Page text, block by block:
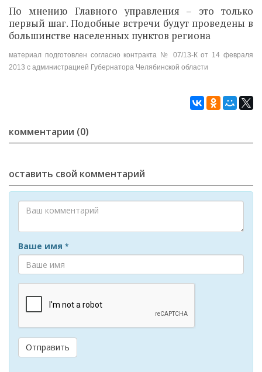
По мнению Главного управления – это только
первый шаг. Подобные встречи будут проведены в
большинстве населенных пунктов региона
материал подготовлен согласно контракта № 07/13-К от 14 февраля
2013 с администрацией Губернатора Челябинской области
комментарии (0)
оставить свой комментарий
Ваше имя *
Отправить